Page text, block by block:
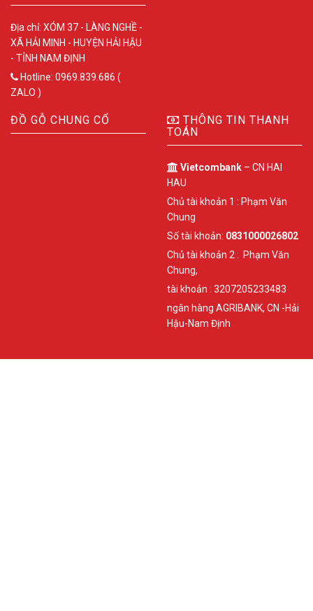
Địa chỉ: XÓM 37 - LÀNG NGHỀ -
XÃ HẢI MINH - HUYỆN HẢI HẬU
- TỈNH NAM ĐỊNH
Hotline: 0969.839.686 (
ZALO )
ĐỒ GỖ CHUNG CỔ
THÔNG TIN THANH
TOÁN
Vietcombank – CN HAI
HAU
Chủ tài khoản 1 : Phạm Văn
Chung
Số tài khoản: 0831000026802
Chủ tài khoản 2 : Phạm Văn
Chung,
tài khoản : 3207205233483
ngân hàng AGRIBANK, CN -Hải
Hậu-Nam Định